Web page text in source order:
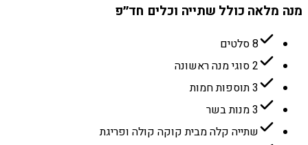
מנה מלאה כולל שתייה וכלים חד״פ
8 סלטים
2 סוגי מנה ראשונה
3 תוספות חמות
3 מנות בשר
שתייה קלה מבית קוקה קולה ופריגת